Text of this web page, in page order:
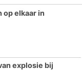
op elkaar in
explosie bij